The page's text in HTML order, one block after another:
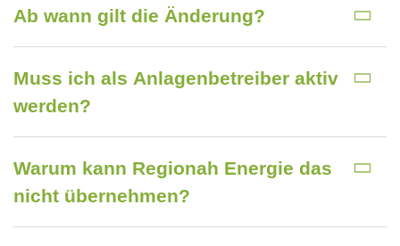
Ab wann gilt die Änderung?
Muss ich als Anlagenbetreiber aktiv
werden?
Warum kann Regionah Energie das
nicht übernehmen?